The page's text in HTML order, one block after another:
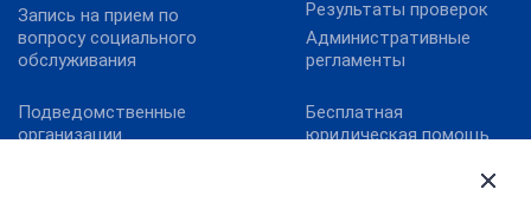
Запись на прием по
вопросу социального
обслуживания
Результаты проверок
Административные
регламенты
Подведомственные
организации
Бесплатная
юридическая помощь
антитеррористической